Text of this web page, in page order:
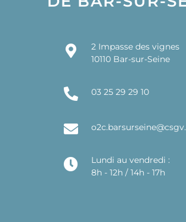
2 Impasse des vignes
10110 Bar-sur-Seine
03 25 29 29 10
Lundi au vendredi :
8h - 12h / 14h - 17h